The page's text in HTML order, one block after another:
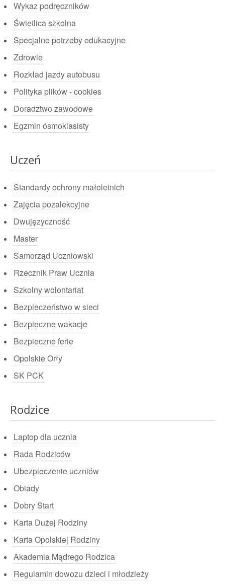
Wykaz podręczników
Świetlica szkolna
Specjalne potrzeby edukacyjne
Zdrowie
Rozkład jazdy autobusu
Polityka plików - cookies
Doradztwo zawodowe
Egzmin ósmoklasisty
Uczeń
Standardy ochrony małoletnich
Zajęcia pozalekcyjne
Dwujęzyczność
Master
Samorząd Uczniowski
Rzecznik Praw Ucznia
Szkolny wolontariat
Bezpieczeństwo w sieci
Bezpieczne wakacje
Bezpieczne ferie
Opolskie Orły
SK PCK
Rodzice
Laptop dla ucznia
Rada Rodziców
Ubezpieczenie uczniów
Obiady
Dobry Start
Karta Dużej Rodziny
Karta Opolskiej Rodziny
Akademia Mądrego Rodzica
Regulamin dowozu dzieci i młodzieży